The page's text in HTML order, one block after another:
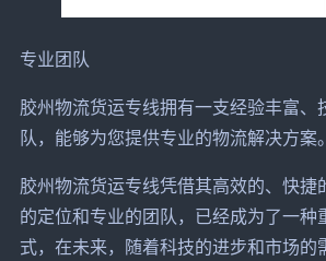
专业团队
胶州物流货运专线拥有一支经验丰富、
队，能够为您提供专业的物流解决方案。
胶州物流货运专线凭借其高效的、快捷
的定位和专业的团队，已经成为了一种
式，在未来，随着科技的进步和市场的